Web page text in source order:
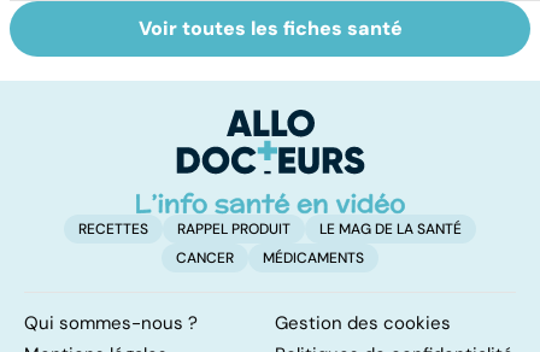
Tout savoir sur
les infections
Inflammation des
amygdales : que
d'angine ?
Voir toutes les fiches santé
RECETTES RAPPEL PRODUIT
LE MAG DE LA SANTÉ
CANCER
MÉDICAMENTS
Qui sommes-nous ?
Gestion des cookies